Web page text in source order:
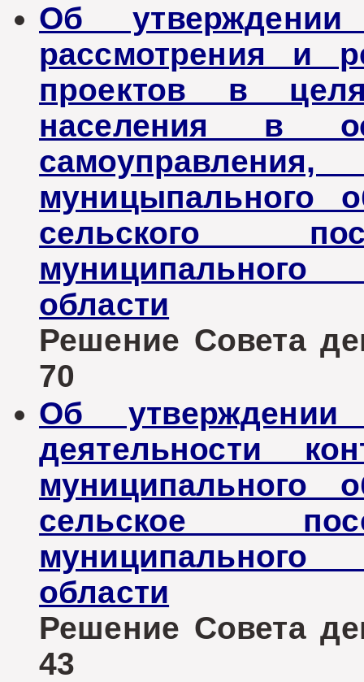
Об
рассмотрения и
проектов в
населения в
муницыпального
сельского
области
Решение Совета
70
Об утверждении
деятельности
муниципального
сельское
муниципального
области
Решение Совета
43